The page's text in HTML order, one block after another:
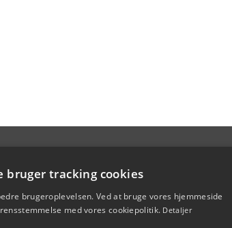
bruger tracking cookies
brugeroplevelsen. Ved at bruge vores hjemmeside
med vores cookiepolitik. Detaljer